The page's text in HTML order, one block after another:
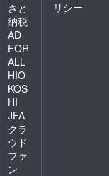
さと
納税
AD
FOR
ALL
HIO
KOS
HI
JFA
クラ
ウド
ファ
ン
リシー